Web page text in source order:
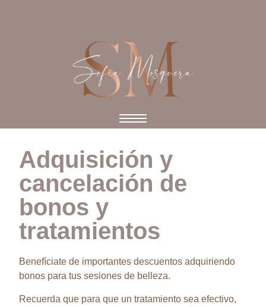
Adquisición y
cancelación de
bonos y
tratamientos
Benefíciate de importantes descuentos adquiriendo
bonos para tus sesiones de belleza.
Recuerda que para que un tratamiento sea efectivo,